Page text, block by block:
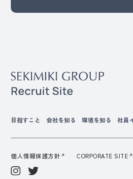
イ.クライアント様に提出する
作成
範囲内で上記（1）の個人情
することがあります。この場
目指すこと 会社を知る 環境を知る 社員
個人情報保護方針 CORPORATE SITE